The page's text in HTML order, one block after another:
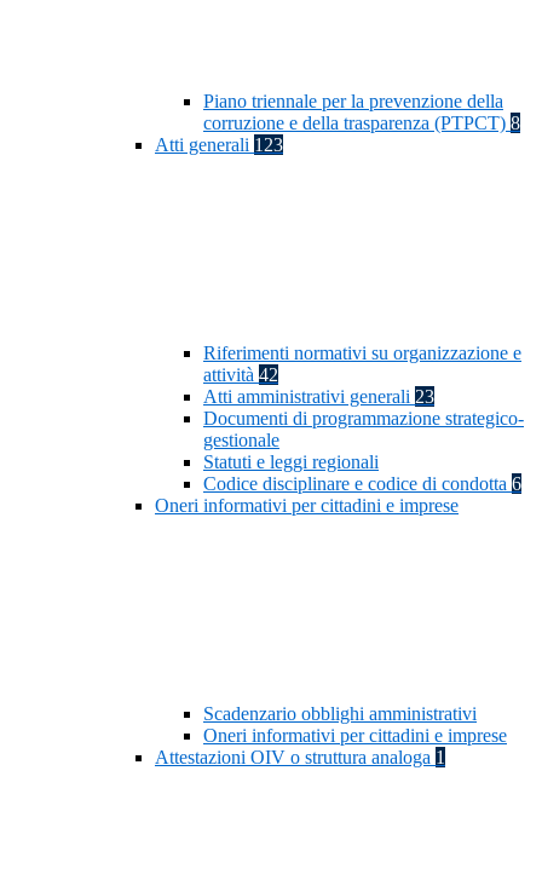
Piano triennale per la prevenzione della
corruzione e della trasparenza (PTPCT) 8
Atti generali 123
Riferimenti normativi su organizzazione e
attività 42
Atti amministrativi generali 23
Documenti di programmazione strategico-
gestionale
Statuti e leggi regionali
Codice disciplinare e codice di condotta 6
Oneri informativi per cittadini e imprese
Scadenzario obblighi amministrativi
Oneri informativi per cittadini e imprese
Attestazioni OIV o struttura analoga 1